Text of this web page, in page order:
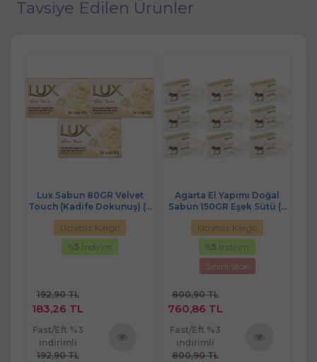
Tavsiye Edilen Ürünler
Lux Sabun 80GR Velvet
Touch (Kadife Dokunuş) (3
Lü Set)
Ücretsiz Kargo
%5 İndirim
192,90 TL
183,26 TL
Fast/Eft %3
indirimli
192,90 TL
Agarta El Yapımı Doğal
Sabun 150GR Eşek Sütü (9
Lu Set)
Ücretsiz Kargo
%5 İndirim
Sınırlı Stok
800,90 TL
760,86 TL
Fast/Eft %3
indirimli
800,90 TL